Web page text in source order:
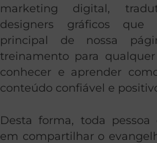
marketing digital,
designers gráficos
principal de nossa
treinamento para
conhecer e aprender
conteúdo confiável e
Desta forma, toda
em compartilhar o